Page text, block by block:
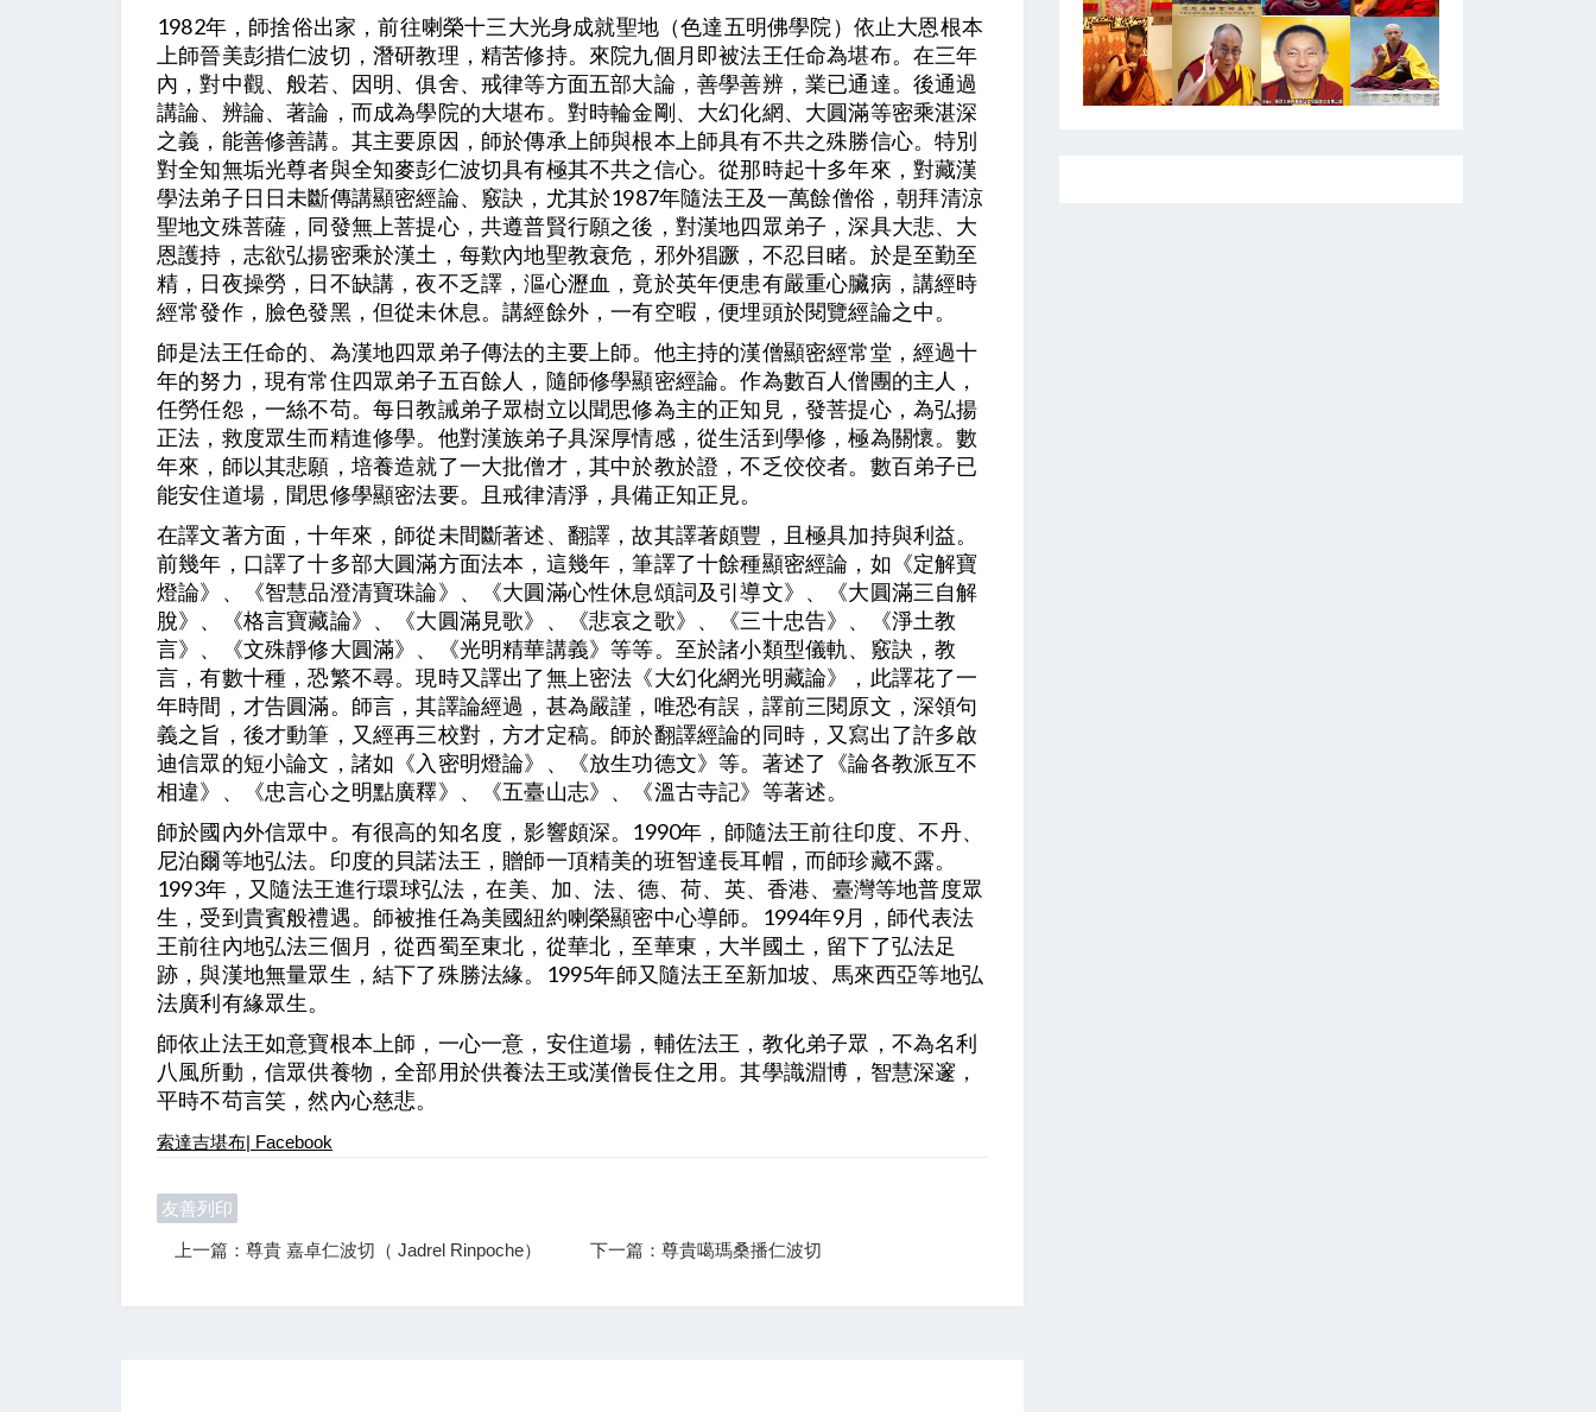
1982年，師捨俗出家，前往喇榮十三大光身成就聖地（色達五明佛學院）依止大恩根本
上師晉美彭措仁波切，潛研教理，精苦修持。來院九個月即被法王任命為堪布。在三年
內，對中觀、般若、因明、俱舍、戒律等方面五部大論，善學善辨，業已通達。後通過
講論、辨論、著論，而成為學院的大堪布。對時輪金剛、大幻化網、大圓滿等密乘湛深
之義，能善修善講。其主要原因，師於傳承上師與根本上師具有不共之殊勝信心。特別
對全知無垢光尊者與全知麥彭仁波切具有極其不共之信心。從那時起十多年來，對藏漢
學法弟子日日未斷傳講顯密經論、竅訣，尤其於1987年隨法王及一萬餘僧俗，朝拜清涼
聖地文殊菩薩，同發無上菩提心，共遵普賢行願之後，對漢地四眾弟子，深具大悲、大
恩護持，志欲弘揚密乘於漢土，每歎內地聖教衰危，邪外猖蹶，不忍目睹。於是至勤至
精，日夜操勞，日不缺講，夜不乏譯，漚心瀝血，竟於英年便患有嚴重心臟病，講經時
經常發作，臉色發黑，但從未休息。講經餘外，一有空暇，便埋頭於閱覽經論之中。
師是法王任命的、為漢地四眾弟子傳法的主要上師。他主持的漢僧顯密經常堂，經過十
年的努力，現有常住四眾弟子五百餘人，隨師修學顯密經論。作為數百人僧團的主人，
任勞任怨，一絲不苟。每日教誡弟子眾樹立以聞思修為主的正知見，發菩提心，為弘揚
正法，救度眾生而精進修學。他對漢族弟子具深厚情感，從生活到學修，極為關懷。數
年來，師以其悲願，培養造就了一大批僧才，其中於教於證，不乏佼佼者。數百弟子已
能安住道場，聞思修學顯密法要。且戒律清淨，具備正知正見。
在譯文著方面，十年來，師從未間斷著述、翻譯，故其譯著頗豐，且極具加持與利益。
前幾年，口譯了十多部大圓滿方面法本，這幾年，筆譯了十餘種顯密經論，如《定解寶
燈論》、《智慧品澄清寶珠論》、《大圓滿心性休息頌詞及引導文》、《大圓滿三自解
脫》、《格言寶藏論》、《大圓滿見歌》、《悲哀之歌》、《三十忠告》、《淨土教
言》、《文殊靜修大圓滿》、《光明精華講義》等等。至於諸小類型儀軌、竅訣，教
言，有數十種，恐繁不尋。現時又譯出了無上密法《大幻化網光明藏論》，此譯花了一
年時間，才告圓滿。師言，其譯論經過，甚為嚴謹，唯恐有誤，譯前三閱原文，深領句
義之旨，後才動筆，又經再三校對，方才定稿。師於翻譯經論的同時，又寫出了許多啟
迪信眾的短小論文，諸如《入密明燈論》、《放生功德文》等。著述了《論各教派互不
相違》、《忠言心之明點廣釋》、《五臺山志》、《溫古寺記》等著述。
師於國內外信眾中。有很高的知名度，影響頗深。1990年，師隨法王前往印度、不丹、
尼泊爾等地弘法。印度的貝諾法王，贈師一頂精美的班智達長耳帽，而師珍藏不露。
1993年，又隨法王進行環球弘法，在美、加、法、德、荷、英、香港、臺灣等地普度眾
生，受到貴賓般禮遇。師被推任為美國紐約喇榮顯密中心導師。1994年9月，師代表法
王前往內地弘法三個月，從西蜀至東北，從華北，至華東，大半國土，留下了弘法足
跡，與漢地無量眾生，結下了殊勝法緣。1995年師又隨法王至新加坡、馬來西亞等地弘
法廣利有緣眾生。
師依止法王如意寶根本上師，一心一意，安住道場，輔佐法王，教化弟子眾，不為名利
八風所動，信眾供養物，全部用於供養法王或漢僧長住之用。其學識淵博，智慧深邃，
平時不苟言笑，然內心慈悲。
索達吉堪布| Facebook
友善列印
上一篇：尊貴 嘉卓仁波切（ Jadrel Rinpoche） 下一篇：尊貴噶瑪桑播仁波切